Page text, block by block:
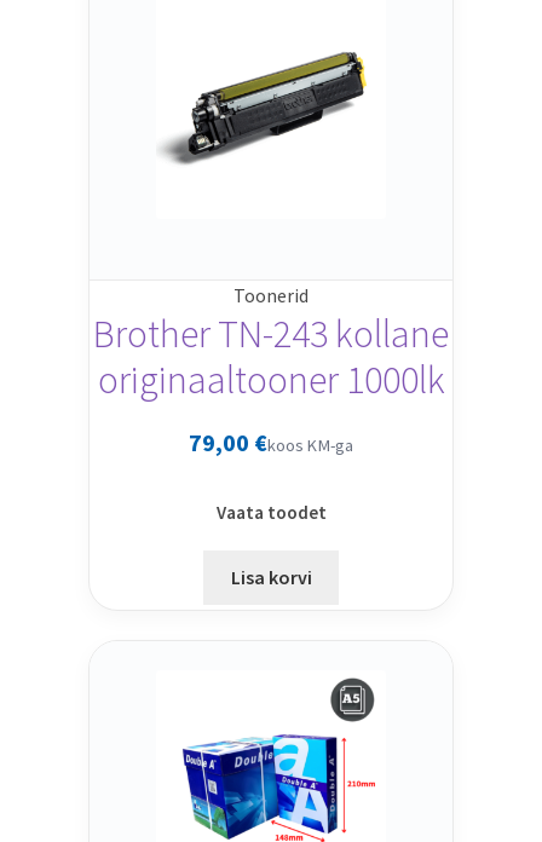
Toonerid
Brother TN-243 kollane
originaaltooner 1000lk
79,00 €koos KM-ga
Vaata toodet
Lisa korvi